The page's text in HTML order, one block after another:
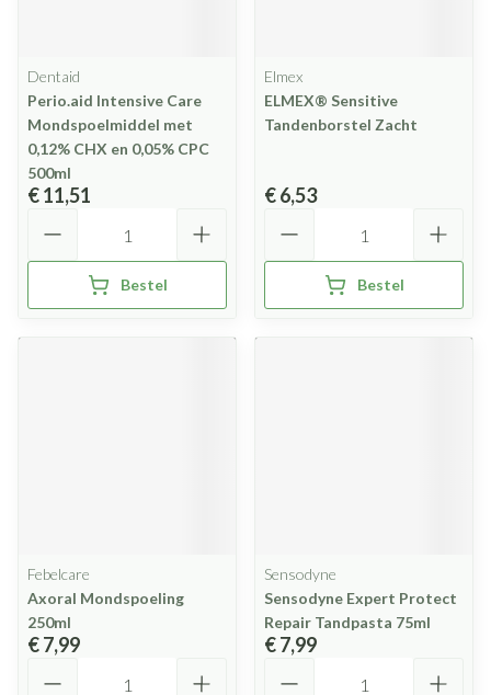
Dentaid
Perio.aid Intensive Care
Mondspoelmiddel met
0,12% CHX en 0,05% CPC
500ml
€ 11,51
Bestel
Elmex
ELMEX® Sensitive
Tandenborstel Zacht
€ 6,53
Bestel
Febelcare
Axoral Mondspoeling
250ml
€ 7,99
Sensodyne
Sensodyne Expert Protect
Repair Tandpasta 75ml
€ 7,99